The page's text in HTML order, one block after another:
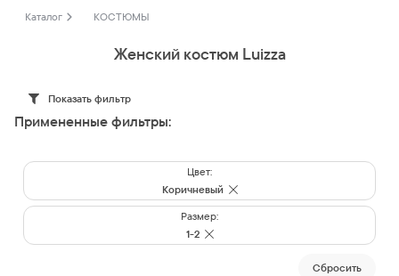
Каталог КОСТЮМЫ
Женский костюм Luizza
Показать фильтр
Примененные фильтры:
Цвет:
Коричневый
Размер:
1-2
Cбросить